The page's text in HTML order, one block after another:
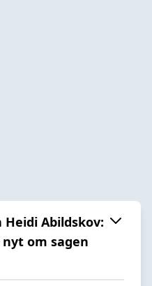
Heidi Abildskov:
om sagen